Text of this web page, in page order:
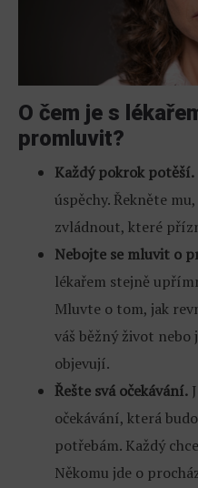
O čem je s
promluvit?
Každý pokrok potěší.
úspěchy. Řekněte
zvládnout, které
Nebojte se mluvit o
lékařem stejně
Mluvte o tom, jak
váš běžný život nebo
objevují.
Řešte svá očekávání.
očekávání, která
potřebám. Každý
Někomu jde o